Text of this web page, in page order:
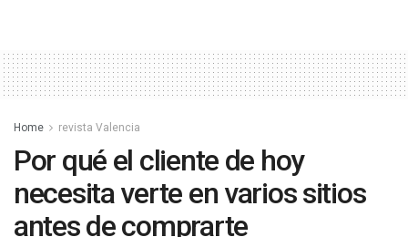
Home revista Valencia
Por qué el cliente de hoy
necesita verte en varios sitios
antes de comprarte